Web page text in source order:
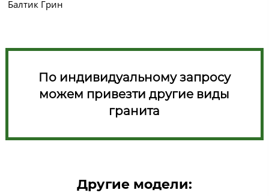
Балтик Грин
По индивидуальному запросу
можем привезти другие виды
гранита
Другие модели: